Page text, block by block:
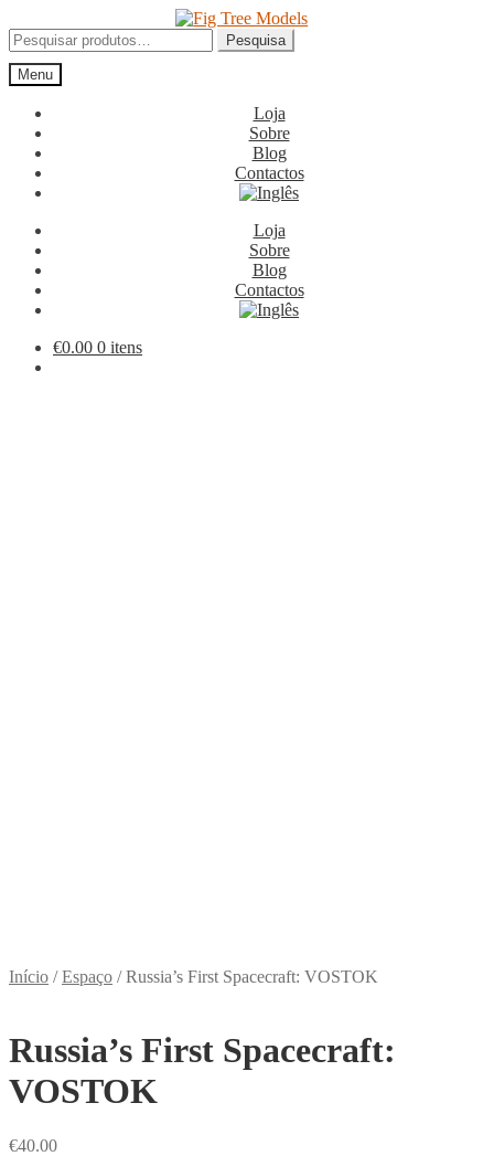
para
a
navegação
para
o
conteúdo
Pesquisar
por:
Pesquisa
Menu
Loja
Sobre
Blog
Contactos
Loja
Sobre
Blog
Contactos
€0.00 0 itens
Início /Espaço /Russia’s First Spacecraft: VOSTOK
Russia’s First Spacecraft:
VOSTOK
€40.00